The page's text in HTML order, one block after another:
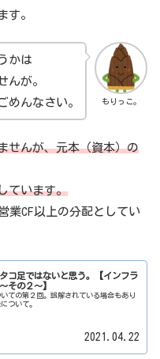
す。
もりっこ。
かは
んが。
めんなさい。
せんが、元本（資本）の
ています。
業CF以上の分配としてい
コ足ではないと思う。【インフラ
その２～】
ての第２回。誤解されている場合もあり
ついて。
2021.04.22